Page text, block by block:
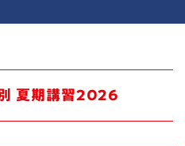
夏期講習2026